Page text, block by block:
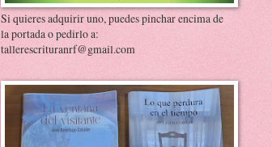
Si quieres adquirir uno, puedes pinchar encima de
la portada o pedirlo a:
tallerescrituranrf@gmail.com